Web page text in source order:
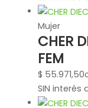
Mujer
CHER
FEM
$ 55.971,50
SIN interés